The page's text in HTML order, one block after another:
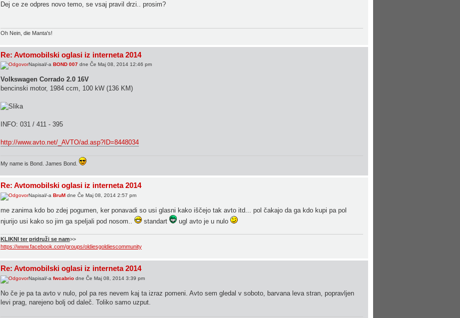
Dej ce ze odpres novo temo, se vsaj pravil drzi.. prosim?
Oh Nein, die Manta's!
Re: Avtomobilski oglasi iz interneta 2014
Napisal/-a BOND 007dne Če Maj 08, 2014 12:46 pm
Volkswagen Corrado 2.0 16V
bencinski motor, 1984 ccm, 100 kW (136 KM)
INFO: 031 / 411 - 395
http://www.avto.net/_AVTO/ad.asp?ID=8448034
My name is Bond. James Bond.
Re: Avtomobilski oglasi iz interneta 2014
Napisal/-a BruMdne Če Maj 08, 2014 2:57 pm
me zanima kdo bo zdej pogumen, ker ponavadi so usi glasni kako iščejo tak avto itd... pol čakajo da ga kdo kupi pa pol
njurijo usi kako so jim ga speljali pod nosom..
standart ugl avto je u nulo
KLIKNI ter pridruži se nam>>
https://www.facebook.com/groups/oldiesgoldiescommunity
Re: Avtomobilski oglasi iz interneta 2014
Napisal/-a fwcabriodne Če Maj 08, 2014 3:39 pm
No če je pa ta avto v nulo, pol pa res nevem kaj ta izraz pomeni. Avto sem gledal v soboto, barvana leva stran, popravljen
levi prag, narejeno bolj od daleč. Toliko samo uzput.